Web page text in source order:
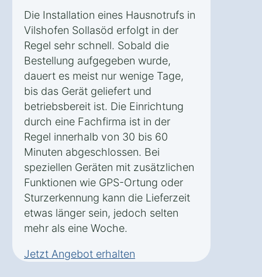
Die Installation eines Hausnotrufs in
Vilshofen Sollasöd erfolgt in der
Regel sehr schnell. Sobald die
Bestellung aufgegeben wurde,
dauert es meist nur wenige Tage,
bis das Gerät geliefert und
betriebsbereit ist. Die Einrichtung
durch eine Fachfirma ist in der
Regel innerhalb von 30 bis 60
Minuten abgeschlossen. Bei
speziellen Geräten mit zusätzlichen
Funktionen wie GPS-Ortung oder
Sturzerkennung kann die Lieferzeit
etwas länger sein, jedoch selten
mehr als eine Woche.
Jetzt Angebot erhalten